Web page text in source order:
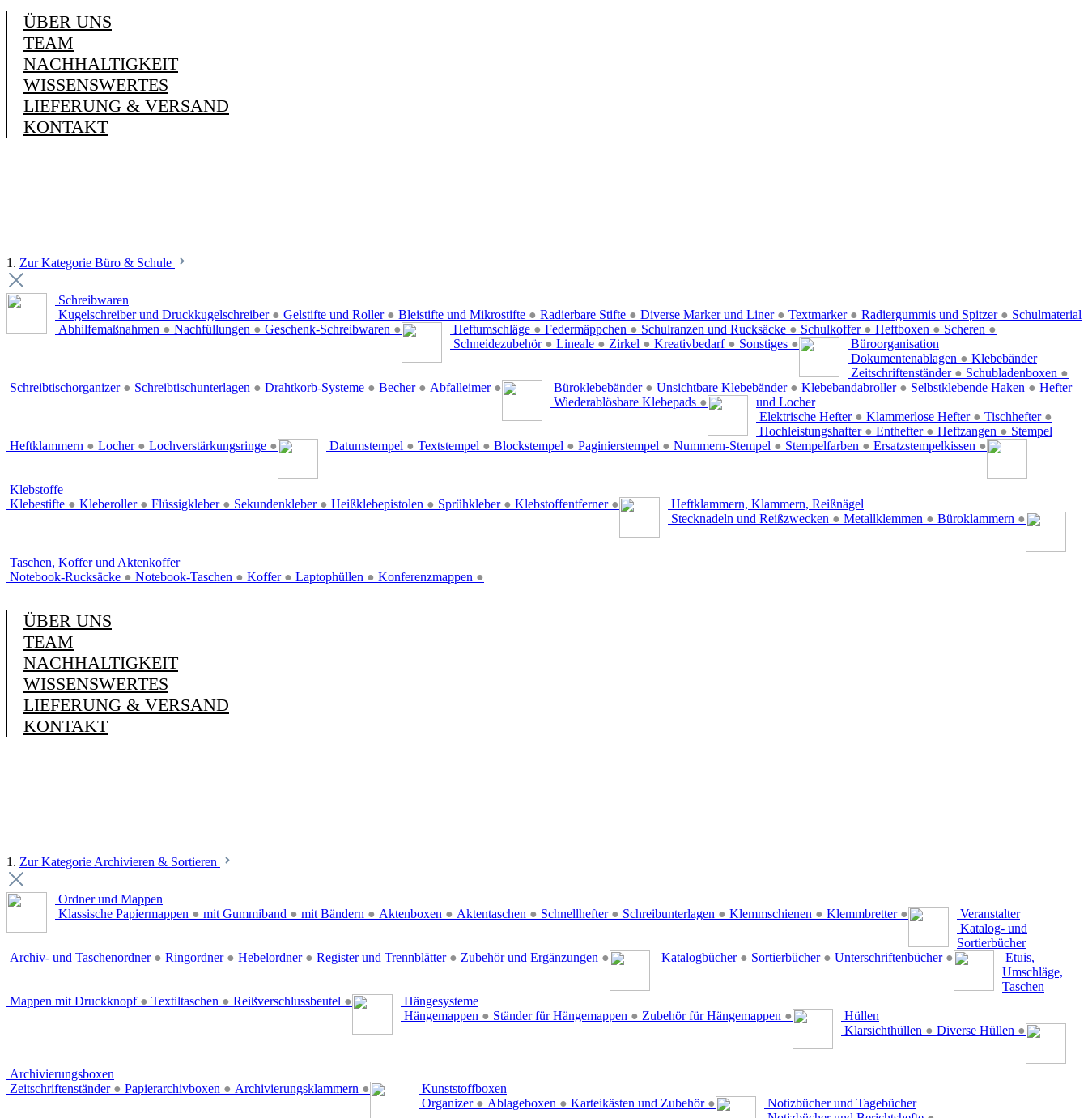
ÜBER UNS
TEAM
NACHHALTIGKEIT
WISSENSWERTES
LIEFERUNG & VERSAND
KONTAKT
1. Zur Kategorie Büro & Schule
Schreibwaren
Kugelschreiber und Druckkugelschreiber ● Gelstifte und Roller ● Bleistifte und Mikrostifte ● Radierbare Stifte ● Diverse Marker und Liner ● Textmarker ● Radiergummis und Spitzer ●
Abhilfemaßnahmen ● Nachfüllungen ● Geschenk-Schreibwaren ●
Schulmaterial
Heftumschläge ● Federmäppchen ● Schulranzen und Rucksäcke ● Schulkoffer ● Heftboxen ● Scheren ●
Schneidezubehör ● Lineale ● Zirkel ● Kreativbedarf ● Sonstiges ●
Büroorganisation
Dokumentenablagen ●
Zeitschriftenständer ● Schubladenboxen ●
Schreibtischorganizer ● Schreibtischunterlagen ● Drahtkorb-Systeme ● Becher ● Abfalleimer ●
Klebebänder
Büroklebebänder ● Unsichtbare Klebebänder ● Klebebandabroller ● Selbstklebende Haken ●
Wiederablösbare Klebepads ●
Hefter
und Locher
Elektrische Hefter ● Klammerlose Hefter ● Tischhefter ●
Hochleistungshafter ● Enthefter ● Heftzangen ●
Heftklammern ● Locher ● Lochverstärkungsringe ●
Stempel
Datumstempel ● Textstempel ● Blockstempel ● Paginierstempel ● Nummern-Stempel ● Stempelfarben ● Ersatzstempelkissen ●
Klebstoffe
Klebestifte ● Kleberoller ● Flüssigkleber ● Sekundenkleber ● Heißklebepistolen ● Sprühkleber ● Klebstoffentferner ●
Heftklammern, Klammern, Reißnägel
Stecknadeln und Reißzwecken ● Metallklemmen ● Büroklammern ●
Taschen, Koffer und Aktenkoffer
Notebook-Rucksäcke ● Notebook-Taschen ● Koffer ● Laptophüllen ● Konferenzmappen ●
ÜBER UNS
TEAM
NACHHALTIGKEIT
WISSENSWERTES
LIEFERUNG & VERSAND
KONTAKT
1. Zur Kategorie Archivieren & Sortieren
Ordner und Mappen
Klassische Papiermappen ● mit Gummiband ● mit Bändern ● Aktenboxen ● Aktentaschen ● Schnellhefter ● Schreibunterlagen ● Klemmschienen ● Klemmbretter ● Veranstalter
Archiv- und Taschenordner ● Ringordner ● Hebelordner ● Register und Trennblätter ● Zubehör und Ergänzungen ●
Katalog- und
Sortierbücher
Katalogbücher ● Sortierbücher ● Unterschriftenbücher ●
Etuis,
Umschläge,
Taschen
Mappen mit Druckknopf ● Textiltaschen ● Reißverschlussbeutel ●
Hängesysteme
Hängemappen ● Ständer für Hängemappen ● Zubehör für Hängemappen ●
Hüllen
Klarsichthüllen ● Diverse Hüllen ●
Archivierungsboxen
Zeitschriftenständer ● Papierarchivboxen ● Archivierungsklammern ●
Kunststoffboxen
Organizer ● Ablageboxen ● Karteikästen und Zubehör ●
Notizbücher und Tagebücher